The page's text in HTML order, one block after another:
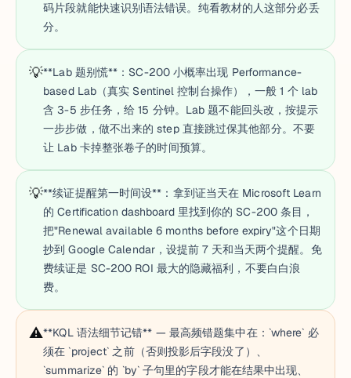
码片段就能快速识别语法错误。纯看教材的人这部分必丢
分。
💡**Lab 题别慌**：SC-200 小概率出现 Performance-
based Lab（真实 Sentinel 控制台操作），一般 1 个 lab
含 3-5 步任务，给 15 分钟。Lab 题不能回头改，按提示
一步步做，做不出来的 step 直接跳过保其他部分。不要
让 Lab 卡掉整张卷子的时间预算。
💡**续证提醒第一时间设**：拿到证当天在 Microsoft Learn
的 Certification dashboard 里找到你的 SC-200 条目，
把"Renewal available 6 months before expiry"这个日期
抄到 Google Calendar，设提前 7 天和当天两个提醒。免
费续证是 SC-200 ROI 最大的隐藏福利，不要白白浪
费。
⚠️**KQL 语法细节记错** — 最高频错题集中在：`where` 必
须在 `project` 之前（否则投影后字段没了）、
`summarize` 的 `by` 子句里的字段才能在结果中出现、